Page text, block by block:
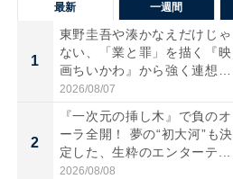
最新 一週間
1
東野圭吾や湊かなえだけじゃ
ない、「業と罪」を描く『映
画ちいかわ』から強く連想し
た...
2026/08/07
2
『一次元の挿し木』で負のオ
ーラ全開！ 夢の“初大河”も決
定した、生粋のエンターテ...
2026/08/08